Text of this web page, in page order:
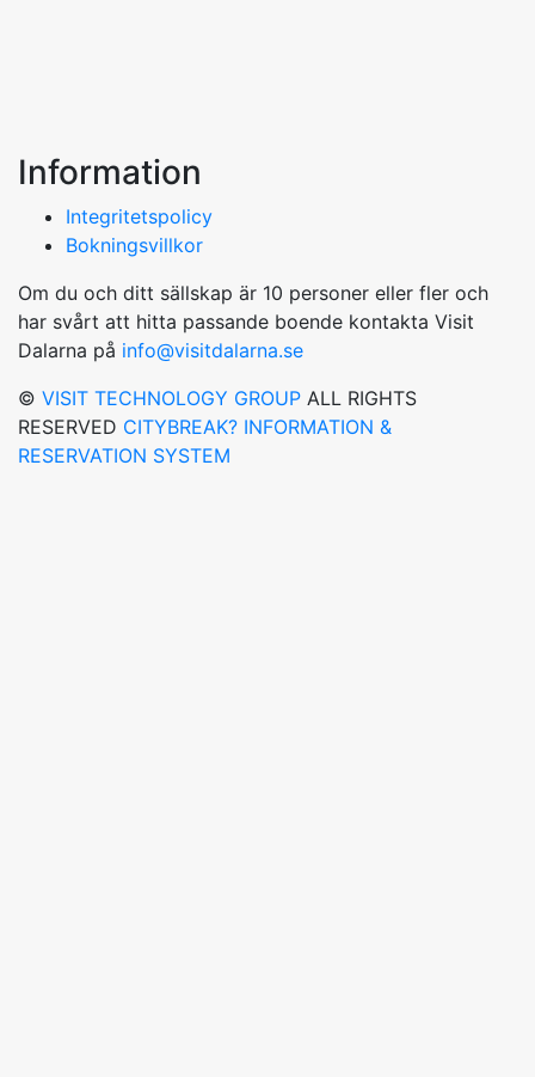
Information
Integritetspolicy
Bokningsvillkor
Om du och ditt sällskap är 10 personer eller fler och
har svårt att hitta passande boende kontakta Visit
Dalarna på info@visitdalarna.se
© VISIT TECHNOLOGY GROUP ALL RIGHTS
RESERVED CITYBREAK? INFORMATION &
RESERVATION SYSTEM